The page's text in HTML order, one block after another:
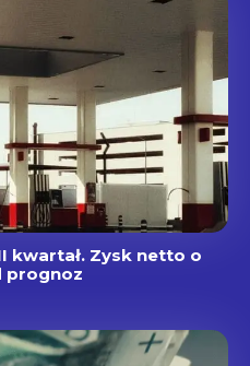
kwartał. Zysk netto o
prognoz